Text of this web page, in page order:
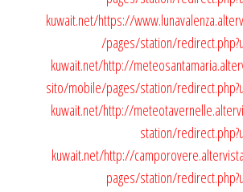
kuwait.net/https://
/pages/station/
kuwait.net/http://
sito/mobile/pages/station/
kuwait.net/http://
station/
kuwait.net/http://
pages/station/